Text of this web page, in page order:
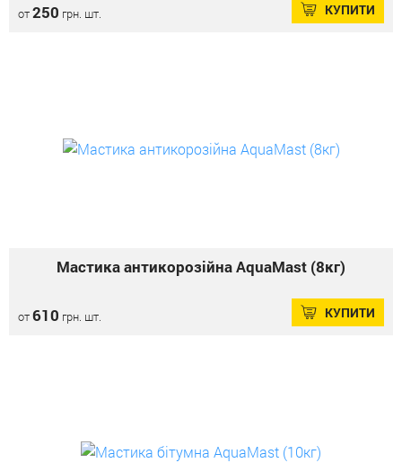
от250 грн. шт. КУПИТИ
Мастика антикорозійна AquaMast (8кг)
от610 грн. шт. КУПИТИ